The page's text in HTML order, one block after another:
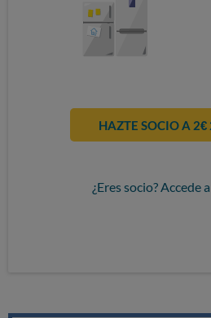
HAZTE SOCIO A 2€
¿Eres socio? Accede